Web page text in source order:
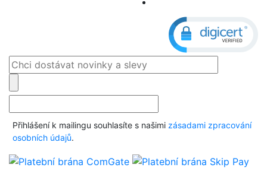
Přihlášení k mailingu souhlasíte s našimi zásadami zpracování
osobních údajů.